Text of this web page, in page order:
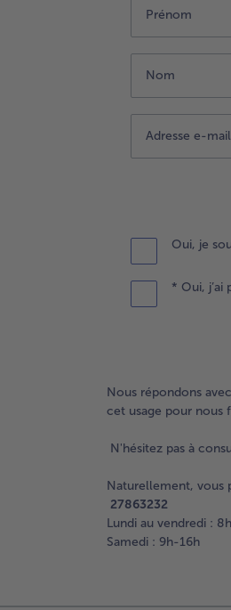
Oui, je
* Oui, j’ai
Nous répondons
cet usage pour nous
N'hésitez pas à
Naturellement, vous
27863232
Lundi au vendredi :
Samedi : 9h-16h